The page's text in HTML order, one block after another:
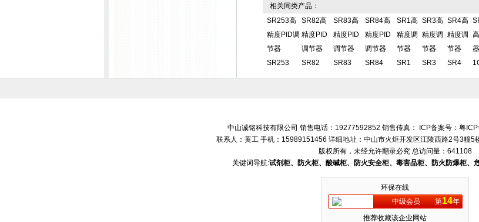
相关同类产品：
SR253高
精度PID调
节器
SR253
SR82高
精度PID
调节器
SR82
SR83高
精度PID
调节器
SR83
SR84高
精度PID
调节器
SR84
SR1高
精度调
节器
SR1
SR3高
精度调
节器
SR3
SR4高
精度调
节器
SR4
中山诚铭科技有限公司 销售电话：19277592852 销售传真： ICP备案号： 粤
联系人：黄工 手机：15989151456 详细地址：中山市火炬开发区江陵西路2号3幢5
版权所有，未经允许翻录必究总访问量：641108
关键词导航:试剂柜、防火柜、酸碱柜、防火安全柜、毒害品柜、防火防爆柜、
环保在线
中级会员
第14年
推荐收藏该企业网站